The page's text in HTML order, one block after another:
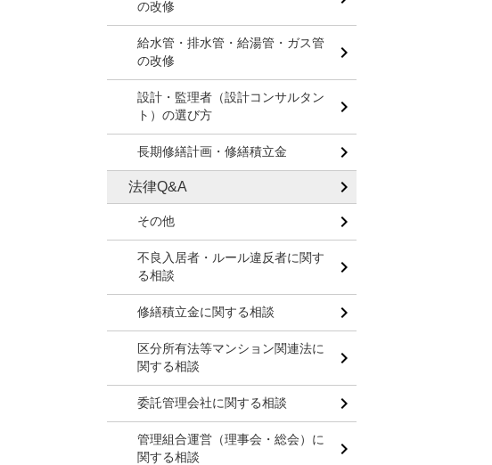
の改修
給水管・排水管・給湯管・ガス管
の改修
設計・監理者（設計コンサルタン
ト）の選び方
長期修繕計画・修繕積立金
法律Q&A
その他
不良入居者・ルール違反者に関す
る相談
修繕積立金に関する相談
区分所有法等マンション関連法に
関する相談
委託管理会社に関する相談
管理組合運営（理事会・総会）に
関する相談